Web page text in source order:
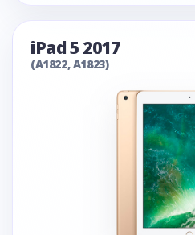
iPad 5 2017
(A1822, A1823)